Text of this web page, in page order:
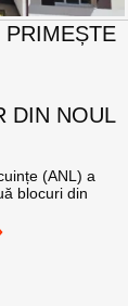
PRIMEȘTE
DIN NOUL
(ANL) a
blocuri din